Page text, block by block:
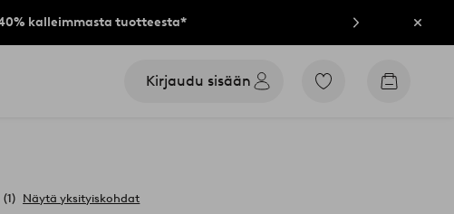
kalleimmasta tuotteesta* Sulje
Kirjaudu sisään
Siirry
Siirry
1 Näytä yksityiskohdat